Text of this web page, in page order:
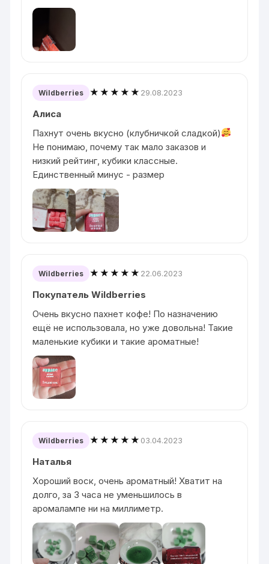
Wildberries ★★★★★ 29.08.2023
Алиса
Пахнут очень вкусно (клубничкой сладкой)
Не понимаю, почему так мало заказов и
низкий рейтинг, кубики классные.
Единственный минус - размер
Wildberries ★★★★★ 22.06.2023
Покупатель Wildberries
Очень вкусно пахнет кофе! По назначению
ещё не использовала, но уже довольна! Такие
маленькие кубики и такие ароматные!
Wildberries ★★★★★ 03.04.2023
Наталья
Хороший воск, очень ароматный! Хватит на
долго, за 3 часа не уменьшилось в
аромалампе ни на миллиметр.